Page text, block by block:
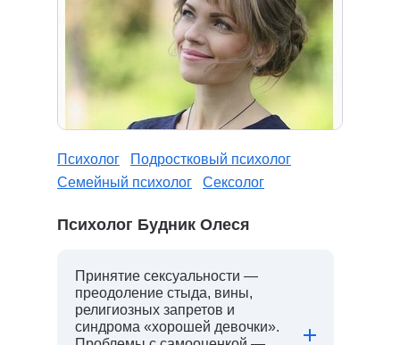
Психолог
Подростковый психолог
Семейный психолог
Сексолог
Психолог Будник Олеся
Принятие сексуальности —
преодоление стыда, вины,
религиозных запретов и
синдрома «хорошей девочки».